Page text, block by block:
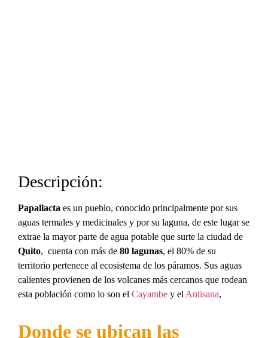
Descripción:
Papallacta es un pueblo, conocido principalmente por sus
aguas termales y medicinales y por su laguna, de este lugar se
extrae la mayor parte de agua potable que surte la ciudad de
Quito, cuenta con más de 80 lagunas, el 80% de su
territorio pertenece al ecosistema de los páramos. Sus aguas
calientes provienen de los volcanes más cercanos que rodean
esta población como lo son el Cayambe y el Antisana,
Donde se ubican las